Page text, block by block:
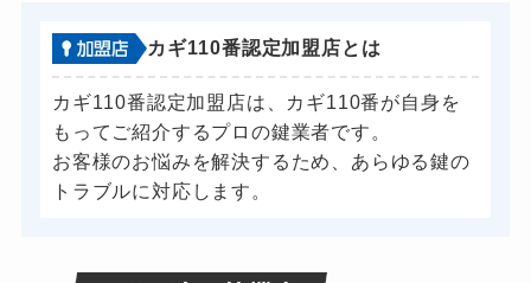
カギ110番認定加盟店とは
カギ110番認定加盟店は、カギ110番が自身を
もってご紹介するプロの鍵業者です。
お客様のお悩みを解決するため、あらゆる鍵の
トラブルに対応します。